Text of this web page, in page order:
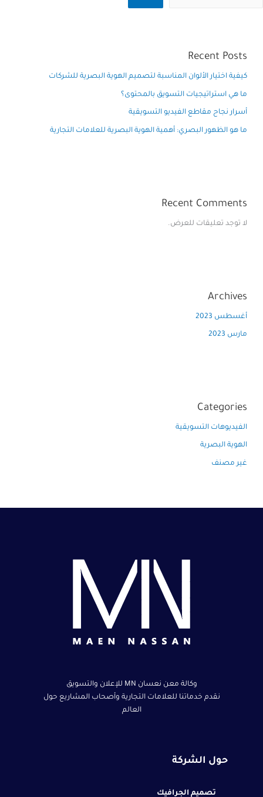
Recent Posts
كيفية اختيار الألوان المناسبة لتصميم الهوية البصرية للشركات
ما هي استراتيجيات التسويق بالمحتوى؟
أسرار نجاح مقاطع الفيديو التسويقية
ما هو الظهور البصري: أهمية الهوية البصرية للعلامات التجارية
Recent Comments
لا توجد تعليقات للعرض.
Archives
أغسطس 2023
مارس 2023
Categories
الفيديوهات التسويقية
الهوية البصرية
غير مصنف
وكالة معن نعسان MN للإعلان والتسويق
نقدم خدماتنا للعلامات التجارية وأصحاب المشاريع حول
العالم
حول الشركة
تصميم الجرافيك